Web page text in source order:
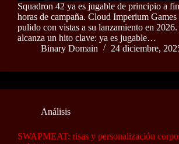
Squadron 42 ya es jugable de principio a
horas de campaña. Cloud Imperium Games
pulido con vistas a su lanzamiento en
alcanza un hito clave: ya es jugable…
Binary Domain
24 diciembre,
Análisis
SWAPMEAT: risas y personalización